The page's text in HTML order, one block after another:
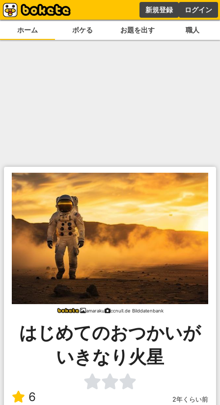
新規登録 ログイン
ホーム ボケる お題を出す 職人
amaraku ccnull.de Bilddatenbank
はじめてのおつかいが
いきなり火星
6
2年くらい前